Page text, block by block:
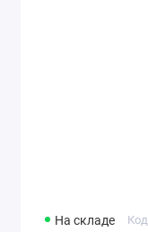
На складе